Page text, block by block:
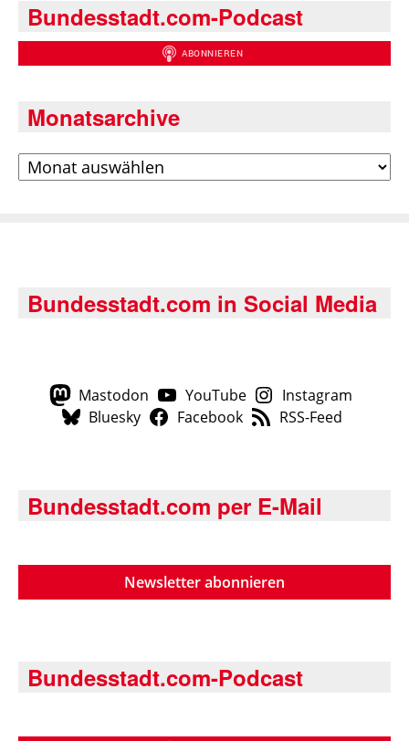
Bundesstadt.com-Podcast
Monatsarchive
Archiv
Bundesstadt.com in Social Media
Mastodon YouTube
Instagram
Bluesky
Facebook RSS-Feed
Bundesstadt.com per E-Mail
Newsletter abonnieren
Bundesstadt.com-Podcast